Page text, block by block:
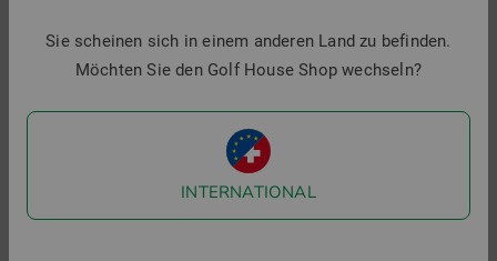
5 Artikel gefunden
Sie scheinen sich in einem anderen Land zu befinden.
Möchten Sie den Golf House Shop wechseln?
INTERNATIONAL